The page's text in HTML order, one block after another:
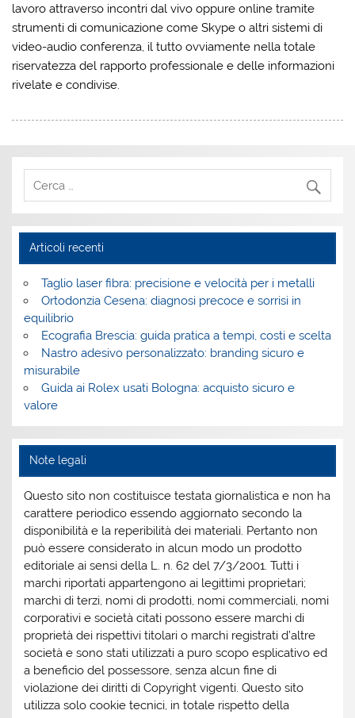
lavoro attraverso incontri dal vivo oppure online tramite
strumenti di comunicazione come Skype o altri sistemi di
video-audio conferenza, il tutto ovviamente nella totale
riservatezza del rapporto professionale e delle informazioni
rivelate e condivise.
Articoli recenti
Taglio laser fibra: precisione e velocità per i metalli
Ortodonzia Cesena: diagnosi precoce e sorrisi in
equilibrio
Ecografia Brescia: guida pratica a tempi, costi e scelta
Nastro adesivo personalizzato: branding sicuro e
misurabile
Guida ai Rolex usati Bologna: acquisto sicuro e
valore
Note legali
Questo sito non costituisce testata giornalistica e non ha
carattere periodico essendo aggiornato secondo la
disponibilità e la reperibilità dei materiali. Pertanto non
può essere considerato in alcun modo un prodotto
editoriale ai sensi della L. n. 62 del 7/3/2001. Tutti i
marchi riportati appartengono ai legittimi proprietari;
marchi di terzi, nomi di prodotti, nomi commerciali, nomi
corporativi e società citati possono essere marchi di
proprietà dei rispettivi titolari o marchi registrati d’altre
società e sono stati utilizzati a puro scopo esplicativo ed
a beneficio del possessore, senza alcun fine di
violazione dei diritti di Copyright vigenti. Questo sito
utilizza solo cookie tecnici, in totale rispetto della